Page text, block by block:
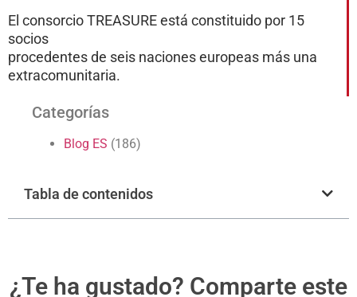
El consorcio TREASURE está constituido por 15
socios
procedentes de seis naciones europeas más una
extracomunitaria.
Categorías
Blog ES (186)
Tabla de contenidos
¿Te ha gustado? Comparte este